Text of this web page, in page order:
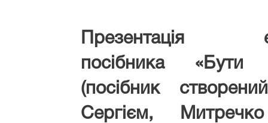
Презентація
посібника «Бути
(посібник
Сергієм,